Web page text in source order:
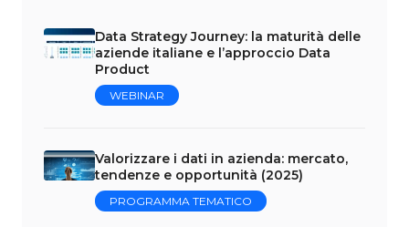
Data Strategy Journey: la maturità delle
aziende italiane e l’approccio Data
Product
WEBINAR
Valorizzare i dati in azienda: mercato,
tendenze e opportunità (2025)
PROGRAMMA TEMATICO